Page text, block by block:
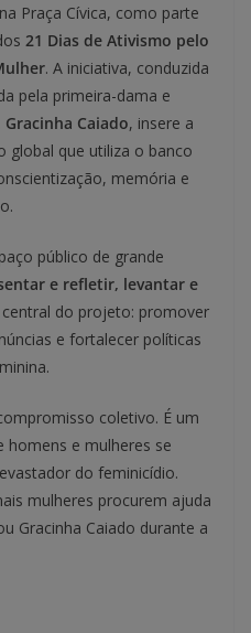
Praça Cívica, como parte
21 Dias de Ativismo pelo
. A iniciativa, conduzida
pela primeira-dama e
Gracinha Caiado, insere a
global que utiliza o banco
memória e
público de grande
e refletir, levantar e
do projeto: promover
e fortalecer políticas
coletivo. É um
homens e mulheres se
do feminicídio.
mulheres procurem ajuda
Gracinha Caiado durante a